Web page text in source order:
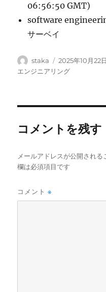
06:56:50 GMT)
software
サーベイ
投
稿
staka
投
稿
2025年10月22日
エンジニアリング
コメントを残す
メールアドレスが公開される
欄は必須項目です
コメント※